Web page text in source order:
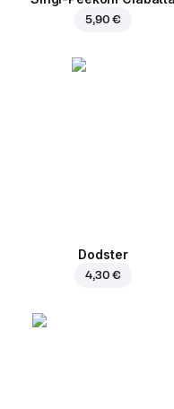
5,90 €
Dodster
4,30 €